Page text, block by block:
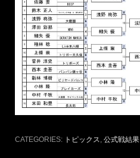
CATEGORIES: トピックス, 公式戦結果